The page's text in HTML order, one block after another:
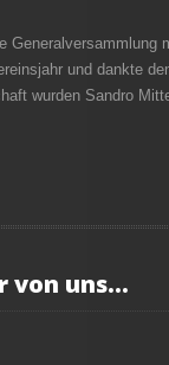
Generalversammlung
und dankte
wurden Sandro
von uns…